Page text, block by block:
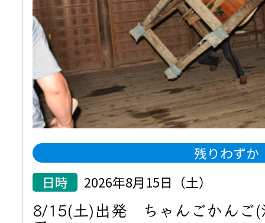
残りわずか
日時
2026年8月15日（土）
8/15(土)出発 ちゃんごかんご(